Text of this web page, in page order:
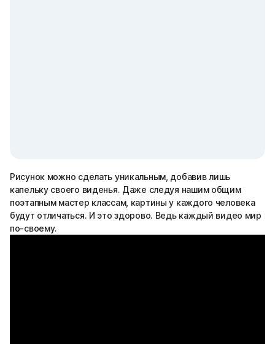
Рисунок можно сделать уникальным, добавив лишь
капельку своего виденья. Даже следуя нашим общим
поэтапным мастер классам, картины у каждого человека
будут отличаться. И это здорово. Ведь каждый видео мир
по-своему.